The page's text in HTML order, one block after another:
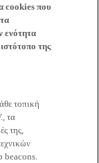
cookies που
ενότητα
της
τοπική
τα
της,
beacons.